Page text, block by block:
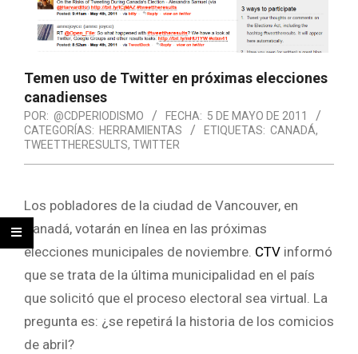
Temen uso de Twitter en próximas elecciones
canadienses
POR: @CDPERIODISMO FECHA: 5 DE MAYO DE 2011
CATEGORÍAS: HERRAMIENTAS ETIQUETAS: CANADÁ,
TWEETTHERESULTS, TWITTER
Los pobladores de la ciudad de Vancouver, en
Canadá, votarán en línea en las próximas
elecciones municipales de noviembre. CTV informó
que se trata de la última municipalidad en el país
que solicitó que el proceso electoral sea virtual. La
pregunta es: ¿se repetirá la historia de los comicios
de abril?